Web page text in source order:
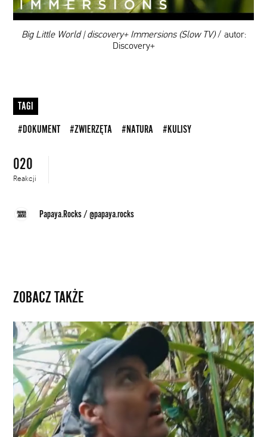
00:00
Big Little World | discovery+ Immersions (Slow TV)/ autor:
Discovery+
TAGI
#DOKUMENT #ZWIERZĘTA #NATURA #KULISY
020
Reakcji
Papaya.Rocks /@papaya.rocks
ZOBACZ TAKŻE
Wyprawa
do
wenezuelskich
„domów
bogów”.
National
Geographic
prezentuje